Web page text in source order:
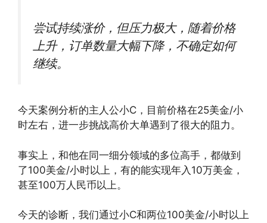
尝试持续涨价，但压力极大，随着价格
上升，订单数量大幅下降，不确定如何
继续。
今天案例分析的主人公小C，目前价格在25美金/小
时左右，进一步挑战高价大单遇到了很大的阻力。
事实上，和他在同一细分领域的多位高手，都做到
了100美金/小时以上，有的能实现年入10万美金，
甚至100万人民币以上。
今天的诊断，我们通过小C和两位100美金/小时以上